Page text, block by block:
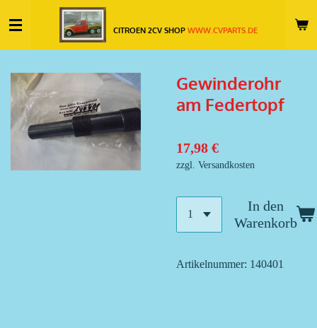
Hauptinhalt
springen
CITROEN 2CV SHOPWWW.CVPARTS.DE
Gewinderohr
am Federtopf
17,98 €
zzgl. Versandkosten
In den
Warenkorb
Artikelnummer: 140401